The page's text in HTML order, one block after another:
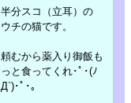
半分スコ（立耳）の
ウチの猫です。
頼むから薬入り御飯も
っと食ってくれ･ﾟ･(ﾉ
Д`)･ﾟ･｡